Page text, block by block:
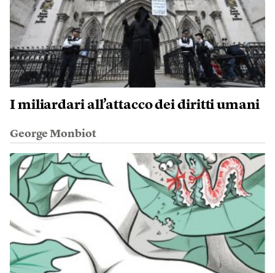
I miliardari all’attacco dei diritti umani
George Monbiot